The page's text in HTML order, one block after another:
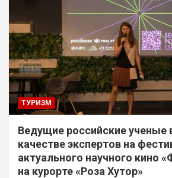
ТУРИЗМ
Ведущие российские ученые
качестве экспертов на
актуального научного кино
на курорте «Роза Хутор»